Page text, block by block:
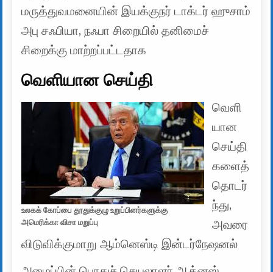
மருத்துவமனையின் இயக்குநர் டாக்டர் ஹுசாம்
அபு சஃபியா, நஃபா சிறையில் தனிமைச்
சிறைக்கு மாற்றப்பட்டதாக
வெளியான செய்தி
உலகக் கோப்பை தூதுக்குழு உறுப்பினர்களுக்கு
அமெரிக்கா விசா மறுப்பு
வெளி
யான
செய்தி
களைத்
தொடர்
ந்து,
அவரை
விடுவிக்குமாறு ஆம்னெஸ்டி இன்டர்நேஷனல்